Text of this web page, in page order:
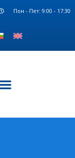
Пон - Пет: 9:00 - 17:30